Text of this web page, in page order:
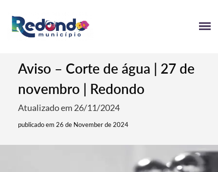
Aviso – Corte de água | 27 de
novembro | Redondo
Atualizado em 26/11/2024
publicado em 26 de November de 2024